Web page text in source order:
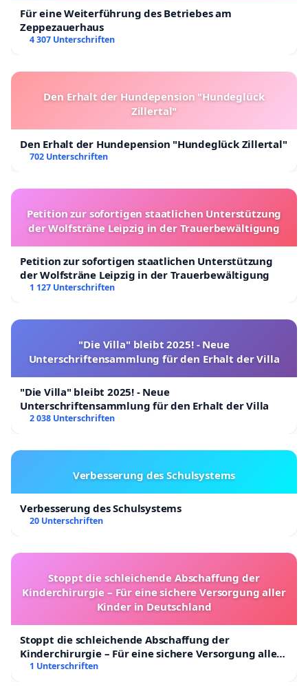
Für eine Weiterführung des Betriebes am
Zeppezauerhaus
4 307 Unterschriften
Den Erhalt der Hundepension "Hundeglück
Zillertal"
Den Erhalt der Hundepension "Hundeglück Zillertal"
702 Unterschriften
Petition zur sofortigen staatlichen Unterstützung
der Wolfsträne Leipzig in der Trauerbewältigung
Petition zur sofortigen staatlichen Unterstützung
der Wolfsträne Leipzig in der Trauerbewältigung
1 127 Unterschriften
"Die Villa" bleibt 2025! - Neue
Unterschriftensammlung für den Erhalt der Villa
"Die Villa" bleibt 2025! - Neue
Unterschriftensammlung für den Erhalt der Villa
2 038 Unterschriften
Verbesserung des Schulsystems
Verbesserung des Schulsystems
20 Unterschriften
Stoppt die schleichende Abschaffung der
Kinderchirurgie – Für eine sichere Versorgung aller
Kinder in Deutschland
Stoppt die schleichende Abschaffung der
Kinderchirurgie – Für eine sichere Versorgung aller
Kinder in Deutschland
1 Unterschriften